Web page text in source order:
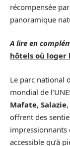
récompensée
panoramique
A lire en
hôtels où loger
Le parc national
mondial de
Mafate, Salazie
offrent des
impressionnants
accessible qu’à